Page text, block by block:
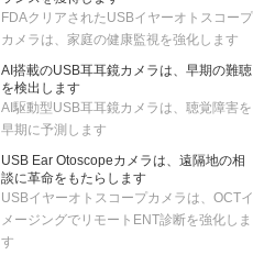
カメラは、家庭の健康監視を強化します
AI搭載のUSB耳耳鏡カメラは、早期の難聴
を検出します
AI駆動型USB耳耳鏡カメラは、聴覚障害を
早期に予測します
USB Ear Otoscopeカメラは、遠隔地の相
談に革命をもたらします
USBイヤーオトスコープカメラは、OCTイ
メージングでリモートENT診断を強化しま
す
Deepseekと手を組んで、私たちは一緒に